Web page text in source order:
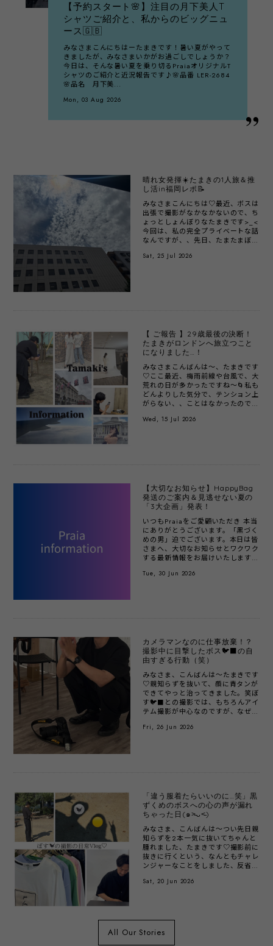
​【予約スタート🌸】注目の月下美人T
シャツご紹介と、私からのビッグニュ
ース🇬🇧
みなさまこんにちはーたまきです！暑い夏がやって
きましたが、みなさまいかがお過ごしでしょうか？
今日は、そんな暑い夏を乗り切るPraiaオリジナルT
シャツのご紹介と近況報告です♪🌸品番 LER-2684
🌸品名 月下美...
Mon, 03 Aug 2026
晴れ女発揮☀️たまきの1人旅＆推
し活in福岡レポ📝
みなさまこんにちは♡最近、ボスは
出張で撮影がなかなかないので、ち
ょっとしょんぼりなたまきです>_<
今回は、私の完全プライベートな話
なんですが、、先日、たまたまぼす
用...
Sat, 25 Jul 2026
【 ご報告 】29歳最後の決断！
たまきがロンドンへ旅立つこと
になりました…！
みなさまこんばんは〜、たまきです
♡ここ最近、梅雨前線や台風で、大
荒れの日が多かったですね～🌀私も
どんよりした気分で、テンション上
がらない、、ことはなかったのです
´ω`ﾟ)ﾟ｡今回...
Wed, 15 Jul 2026
【大切なお知らせ】HappyBag
発送のご案内＆見逃せない夏の
「3大企画」発表！
いつもPraiaをご愛顧いただき 本当
にありがとうございます。「黒づく
めの男」迫でございます。本日は皆
さまへ、大切なお知らせとワクワク
する最新情報をお届けいたします。
HappyBa...
Tue, 30 Jun 2026
カメラマンなのに仕事放棄！？
撮影中に目撃したボス🐦‍⬛の自
由すぎる行動（笑）
みなさま、こんばんは〜たまきです
♡親知らずを抜いて、顔に青タンが
できてやっと治ってきました。笑ぼ
す🐦‍⬛との撮影では、もちろんアイ
テム撮影が中心なのですが、なぜか
ん。笑...
Fri, 26 Jun 2026
「違う服着たらいいのに…笑」黒
ずくめのボスへの心の声が漏れ
ちゃった日(๑˃̵ᴗ˂̵)
みなさま、こんばんは〜つい先日親
知らずを2本一気に抜いてちゃんと
腫れました、たまきです♡撮影前に
抜きに行くという、なんともチャレ
ンジャーなことをしました、反省し
を...！こ...
Sat, 20 Jun 2026
All Our Stories